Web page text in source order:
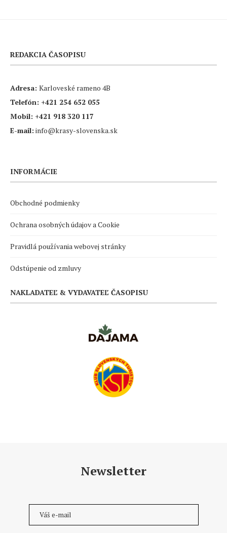
REDAKCIA ČASOPISU
Adresa: Karloveské rameno 4B
Telefón: +421 254 652 055
Mobil: +421 918 320 117
E-mail: info@krasy-slovenska.sk
INFORMÁCIE
Obchodné podmienky
Ochrana osobných údajov a Cookie
Pravidlá používania webovej stránky
Odstúpenie od zmluvy
NAKLADATEĽ & VYDAVATEĽ ČASOPISU
Newsletter